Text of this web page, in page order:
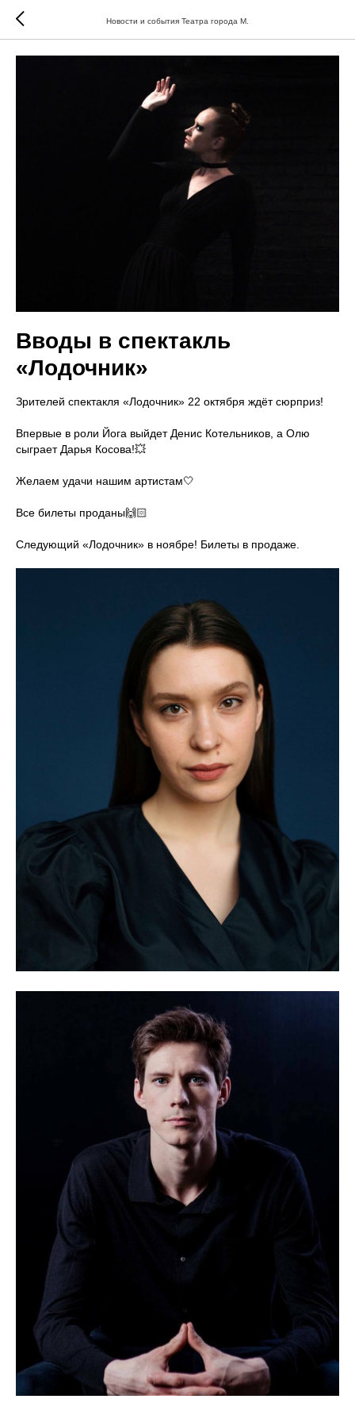
Новости и события Театра города М.
Вводы в спектакль
«Лодочник»
Зрителей спектакля «Лодочник» 22 октября ждёт сюрприз!
Впервые в роли Йога выйдет Денис Котельников, а Олю
сыграет Дарья Косова!💥
Желаем удачи нашим артистам🤍
Все билеты проданы🙌🏻
Следующий «Лодочник» в ноябре! Билеты в продаже.